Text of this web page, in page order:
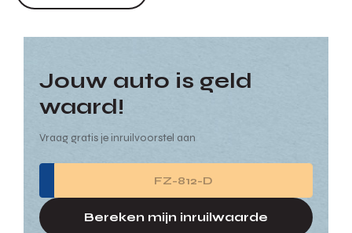
Jouw auto is geld
waard!
Vraag gratis je inruilvoorstel aan
Bereken mijn inruilwaarde